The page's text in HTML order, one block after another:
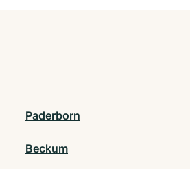
Paderborn
Beckum